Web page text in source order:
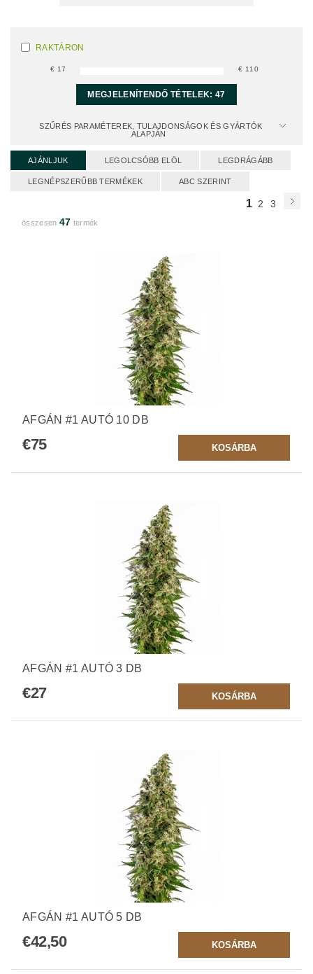
RAKTÁRON
€ 17 € 110
MEGJELENÍTENDŐ TÉTELEK:47
SZŰRÉS PARAMÉTEREK, TULAJDONSÁGOK ÉS GYÁRTÓK
ALAPJÁN
AJÁNLJUK LEGOLCSÓBB ELÖL LEGDRÁGÁBB
LEGNÉPSZERŰBB TERMÉKEK ABC SZERINT
1 2 3
összesen 47 termék
AFGÁN #1 AUTÓ 10 DB
€75
AFGÁN #1 AUTÓ 3 DB
€27
AFGÁN #1 AUTÓ 5 DB
€42,50